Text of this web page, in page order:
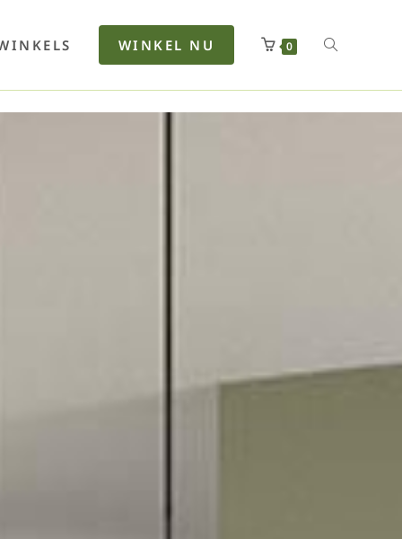
WINKEL NU 0